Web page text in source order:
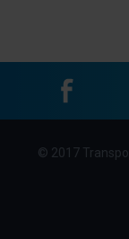
Menu© 2017